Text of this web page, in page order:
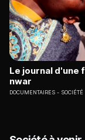
Le journal d'une
nwar
DOCUMENTAIRES SOCIÉTÉ